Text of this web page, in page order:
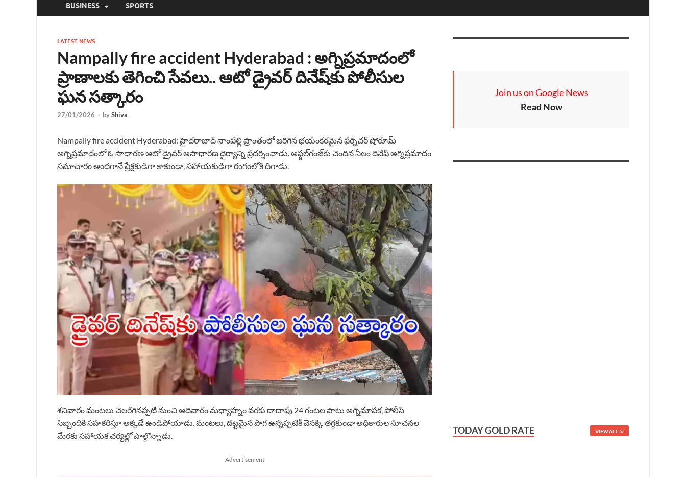
BUSINESS SPORTS
LATEST NEWS
Nampally fire accident Hyderabad : అగ్నిప్రమాదంలో
ప్రాణాలకు తెగించి సేవలు.. ఆటో డ్రైవర్ దినేష్‌కు పోలీసుల
ఘన సత్కారం
27/01/2026 - byShiva
Nampally fire accident Hyderabad: హైదరాబాద్ నాంపల్లి ప్రాంతంలో జరిగిన భయంకరమైన ఫర్నిచర్ షోరూమ్
అగ్నిప్రమాదంలో ఓ సాధారణ ఆటో డ్రైవర్ అసాధారణ ధైర్యాన్ని ప్రదర్శించాడు. అఫ్జల్‌గంజ్‌కు చెందిన నీలం దినేష్ అగ్నిప్రమాదం
సమాచారం అందగానే ప్రేక్షకుడిగా కాకుండా, సహాయకుడిగా రంగంలోకి దిగాడు.
శనివారం మంటలు చెలరేగినప్పటి నుంచి ఆదివారం మధ్యాహ్నం వరకు దాదాపు 24 గంటల పాటు అగ్నిమాపక, పోలీస్
సిబ్బందికి సహకరిస్తూ అక్కడే ఉండిపోయాడు. మంటలు, దట్టమైన పొగ ఉన్నప్పటికీ వెనక్కి తగ్గకుండా అధికారుల సూచనల
మేరకు సహాయక చర్యల్లో పాల్గొన్నాడు.
Advertisement
Join us on Google News
Read Now
TODAY GOLD RATE VIEW ALL